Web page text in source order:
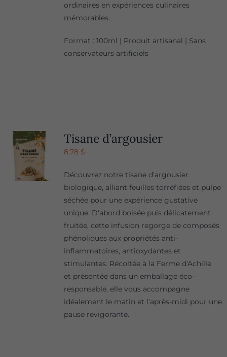
ordinaires en expériences culinaires
mémorables.
Format : 100ml | Produit artisanal | Sans
conservateurs artificiels
Tisane d’argousier
8,78 $
Découvrez notre tisane d'argousier
biologique, alliant feuilles torréfiées et pulpe
séchée pour une expérience gustative
unique. D'abord boisée puis délicatement
fruitée, cette infusion regorge de composés
phénoliques aux propriétés anti-
inflammatoires, antioxydantes et
stimulantes. Récoltée à la Ferme d'Achille
et présentée dans un emballage éco-
responsable, elle vous accompagne
idéalement le matin et l'après-midi pour une
pause revigorante.